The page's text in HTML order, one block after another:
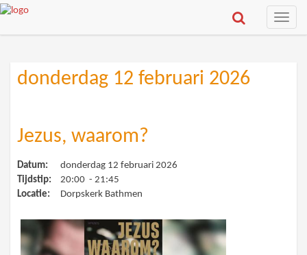
Toggle
donderdag 12 februari 2026
Jezus, waarom?
Datum:
donderdag 12 februari 2026
Tijdstip:
20:00 - 21:45
Locatie:
Dorpskerk Bathmen